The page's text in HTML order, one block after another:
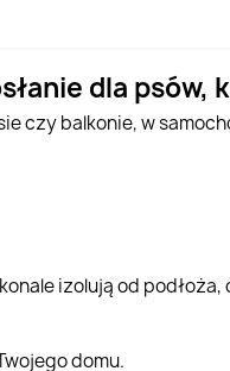
dla psów,
czy balkonie, w
izolują od
domu.